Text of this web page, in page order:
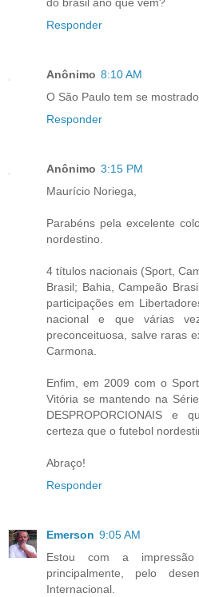
Responder
Anônimo 8:10 AM
O São Paulo tem se
Responder
Anônimo 3:15 PM
Maurício Noriega,
Parabéns pela excelente
nordestino.
4 títulos nacionais (Sport,
Brasil; Bahia, Campeão
participações em
nacional e que várias
preconceituosa, salve raras
Carmona.
Enfim, em 2009 com o
Vitória se mantendo na
DESPROPORCIONAIS e
certeza que o futebol
Abraço!
Responder
Emerson 9:05 AM
Estou com a
principalmente, pelo
Internacional.